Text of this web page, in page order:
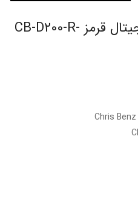
ساعت مچی غواصی دیجیتال قرمز CB-D200-R-